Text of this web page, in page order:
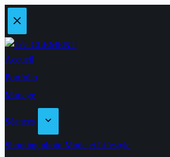
Accueil
Portfolio
Mariage
Séances
Shooting photo Mode et Lifestyle